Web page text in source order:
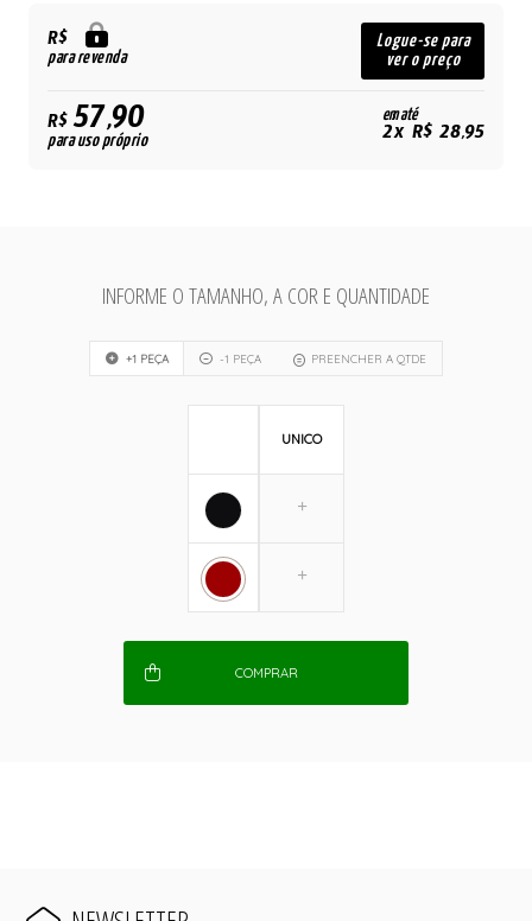
R$
para revenda
Logue-se para
ver o preço
R$57,90
para uso próprio
em até
2x R$ 28,95
INFORME O TAMANHO, A COR E QUANTIDADE
+1 PEÇA -1 PEÇA PREENCHER A QTDE
UNICO
COMPRAR